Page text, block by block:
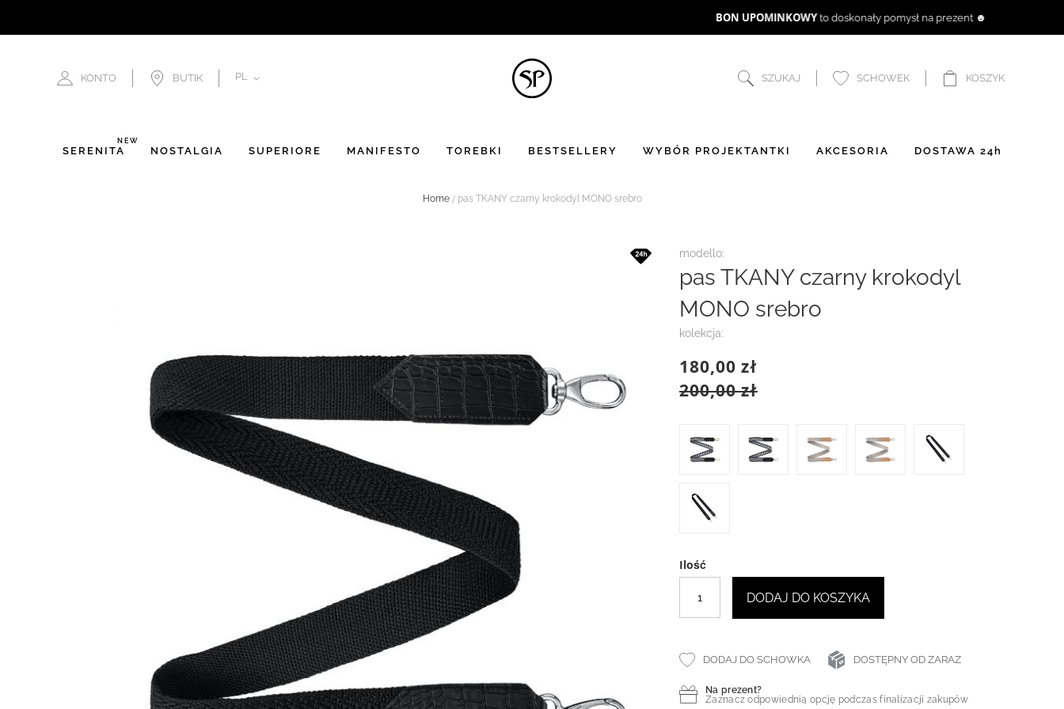
KONTO BUTIK JĘZYK
PL SZUKAJ SCHOWEK KOSZYK
SERENITÀ
NEW
NOSTALGIA SUPERIORE MANIFESTO TOREBKI BESTSELLERY WYBÓR PROJEKTANTKI AKCESORIA DOSTAWA 24h
Home pas TKANY czarny krokodyl MONO srebro
modello:
pas TKANY czarny krokodyl
MONO srebro
kolekcja:
180,00 zł
200,00 zł
Ilość
DODAJ DO KOSZYKA
DODAJ DO SCHOWKA DOSTĘPNY OD ZARAZ
Na prezent?
Zaznacz odpowiednią opcję podczas finalizacji zakupów